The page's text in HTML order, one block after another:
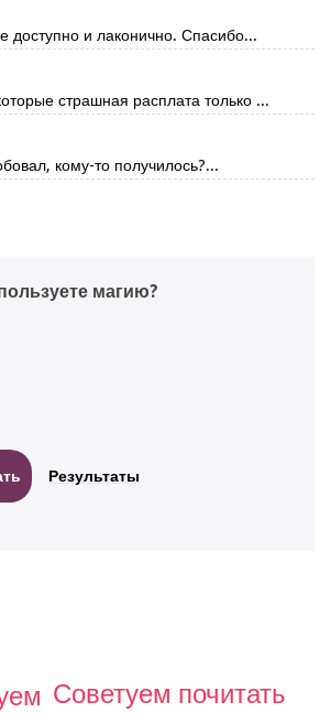
доступно и лаконично. Спасибо...
страшная расплата только ...
кому-то получилось?...
магию?
Результаты
Советуем почитать